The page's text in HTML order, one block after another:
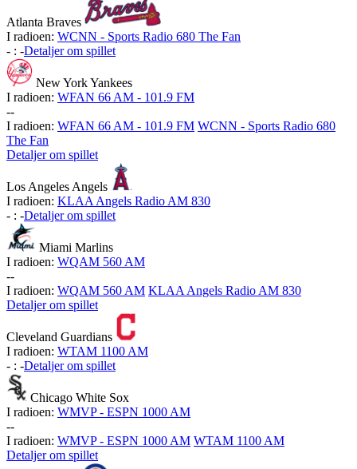
Atlanta Braves
I radioen: WCNN - Sports Radio 680 The Fan
- : -Detaljer om spillet
New York Yankees
I radioen: WFAN 66 AM - 101.9 FM
--
I radioen: WFAN 66 AM - 101.9 FM WCNN - Sports Radio 680
The Fan
Detaljer om spillet
Los Angeles Angels
I radioen: KLAA Angels Radio AM 830
- : -Detaljer om spillet
Miami Marlins
I radioen: WQAM 560 AM
--
I radioen: WQAM 560 AM KLAA Angels Radio AM 830
Detaljer om spillet
Cleveland Guardians
I radioen: WTAM 1100 AM
- : -Detaljer om spillet
Chicago White Sox
I radioen: WMVP - ESPN 1000 AM
--
I radioen: WMVP - ESPN 1000 AM WTAM 1100 AM
Detaljer om spillet